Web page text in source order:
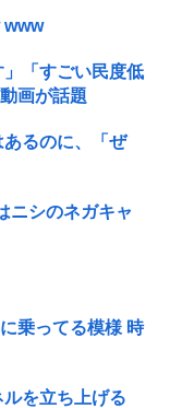
www
」「すごい民度低
画が話題
るのに、「ぜ
ニシのネガキャ
乗ってる模様 時
を立ち上げる